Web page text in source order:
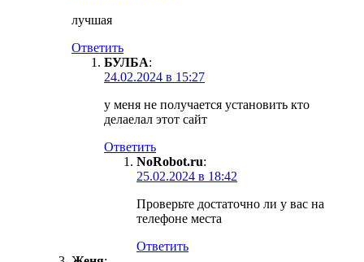
лучшая
Ответить
БУЛБА:
24.02.2024 в 15:27
у меня не получается установить кто
делаелал этот сайт
Ответить
NoRobot.ru:
25.02.2024 в 18:42
Проверьте достаточно ли у вас на
телефоне места
Ответить